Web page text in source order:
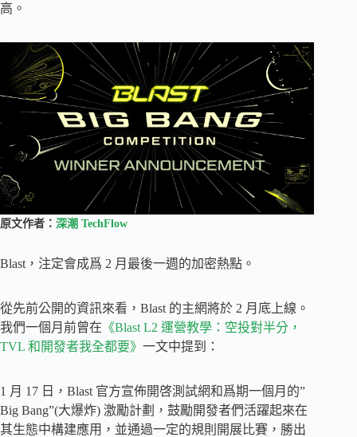
高。
原文作者： 深潮 TechFlow
Blast，注定會成爲 2 月最後一週的加密熱點。
從先前公開的資訊來看，Blast 的主網將於 2 月底上線。
我們一個月前曾在 《Blast L2 運營教學：空投對半分，
TVL 和開發者我全都要》 一文中提到：
1 月 17 日，Blast 官方宣佈開啓測試網和爲期一個月的”
Big Bang”(大爆炸) 激勵計劃，鼓勵開發者們活躍起來在
其生態中構建應用，並通過一定的規則開展比賽，勝出